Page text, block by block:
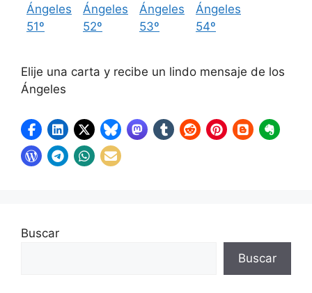
Ángeles
51º
Ángeles
52º
Ángeles
53º
Ángeles
54º
Elije una carta y recibe un lindo mensaje de los
Ángeles
Buscar
Buscar